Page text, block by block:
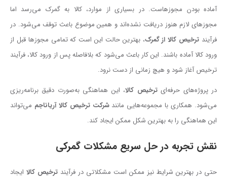
آماده بودن مجوزهاست. در بسیاری از موارد، کالا به گمرک می‌رسد اما
مجوزهای لازم هنوز دریافت نشده‌اند و همین موضوع باعث توقف می‌شود. در
فرآیند ترخیص کالا از گمرک، بهترین حالت این است که تمامی مجوزها قبل از
ورود کالا آماده باشند. این کار باعث می‌شود که بلافاصله پس از ورود کالا، فرآیند
ترخیص آغاز شود و هیچ زمانی از دست نرود.
در پروژه‌های حرفه‌ایترخیص کالا، این هماهنگی به‌صورت دقیق برنامه‌ریزی
می‌شود. همکاری با مجموعه‌هایی مانندشرکت ترخیص کالا آریاناجم می‌تواند
این هماهنگی را به بهترین شکل ممکن ایجاد کند.
نقش تجربه در حل سریع مشکلات گمرکی
حتی در بهترین شرایط نیز ممکن است مشکلاتی در فرآیند ترخیص کالا ایجاد